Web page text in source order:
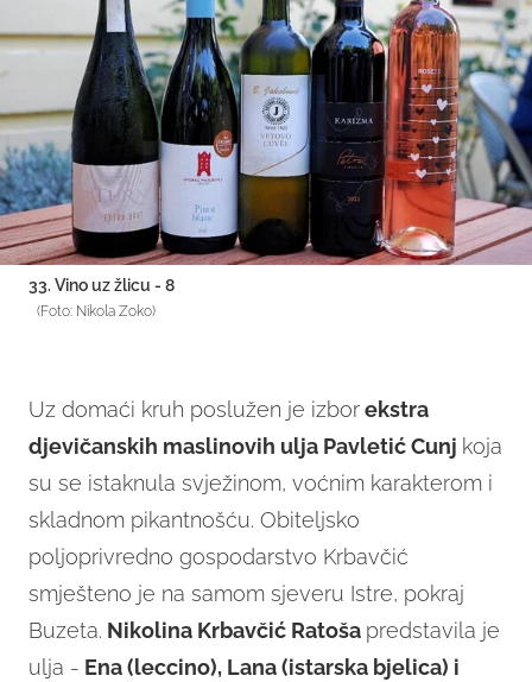
33. Vino uz žlicu - 8
(Foto: Nikola Zoko)
Uz domaći kruh poslužen je izborekstra
djevičanskih maslinovih ulja Pavletić Cunj koja
su se istaknula svježinom, voćnim karakterom i
skladnom pikantnošću. Obiteljsko
poljoprivredno gospodarstvo Krbavčić
smješteno je na samom sjeveru Istre, pokraj
Buzeta. Nikolina Krbavčić Ratoša predstavila je
ulja - Ena (leccino), Lana (istarska bjelica) i